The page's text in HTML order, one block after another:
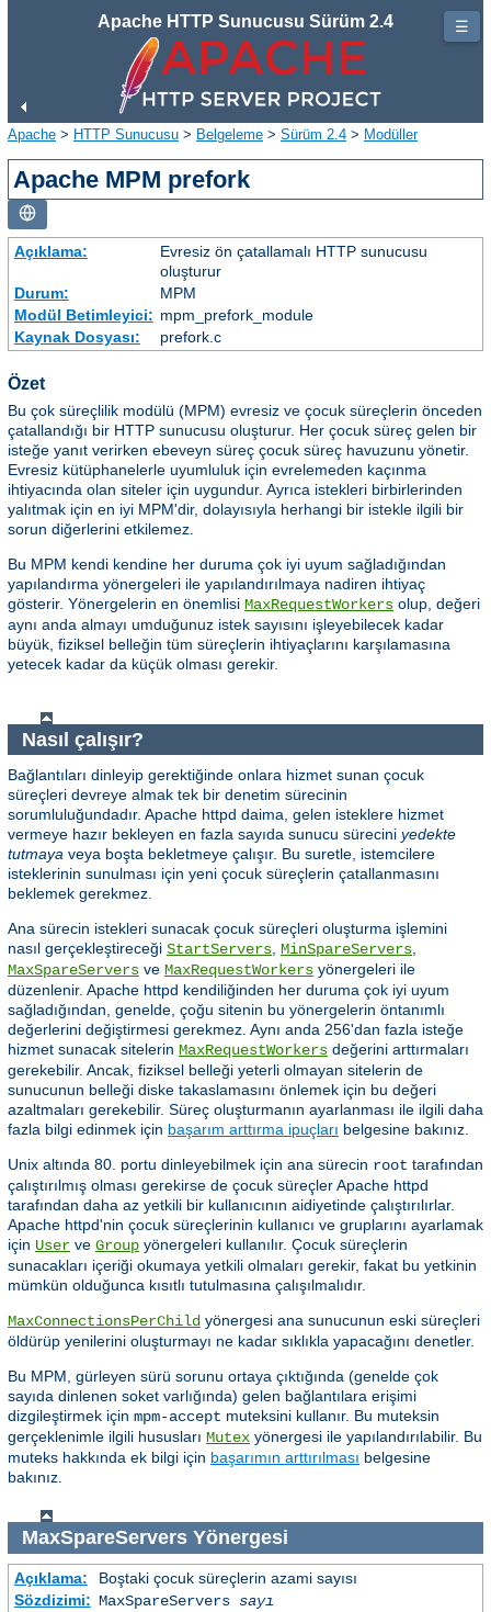
Apache HTTP Sunucusu Sürüm 2.4
Apache > HTTP Sunucusu > Belgeleme > Sürüm 2.4 > Modüller
Apache MPM prefork
Açıklama:
Evresiz ön çatallamalı HTTP sunucusu
oluşturur
Durum:
MPM
Modül Betimleyici: mpm_prefork_module
Kaynak Dosyası:
prefork.c
Özet
Bu çok süreçlilik modülü (MPM) evresiz ve çocuk süreçlerin önceden
çatallandığı bir HTTP sunucusu oluşturur. Her çocuk süreç gelen bir
isteğe yanıt verirken ebeveyn süreç çocuk süreç havuzunu yönetir.
Evresiz kütüphanelerle uyumluluk için evrelemeden kaçınma
ihtiyacında olan siteler için uygundur. Ayrıca istekleri birbirlerinden
yalıtmak için en iyi MPM'dir, dolayısıyla herhangi bir istekle ilgili bir
sorun diğerlerini etkilemez.
Bu MPM kendi kendine her duruma çok iyi uyum sağladığından
yapılandırma yönergeleri ile yapılandırılmaya nadiren ihtiyaç
gösterir. Yönergelerin en önemlisi MaxRequestWorkers olup, değeri
aynı anda almayı umduğunuz istek sayısını işleyebilecek kadar
büyük, fiziksel belleğin tüm süreçlerin ihtiyaçlarını karşılamasına
yetecek kadar da küçük olması gerekir.
Nasıl çalışır?
Bağlantıları dinleyip gerektiğinde onlara hizmet sunan çocuk
süreçleri devreye almak tek bir denetim sürecinin
sorumluluğundadır. Apache httpd daima, gelen isteklere hizmet
vermeye hazır bekleyen en fazla sayıda sunucu sürecini yedekte
tutmaya veya boşta bekletmeye çalışır. Bu suretle, istemcilere
isteklerinin sunulması için yeni çocuk süreçlerin çatallanmasını
beklemek gerekmez.
Ana sürecin istekleri sunacak çocuk süreçleri oluşturma işlemini
nasıl gerçekleştireceği StartServers, MinSpareServers,
MaxSpareServers ve MaxRequestWorkers yönergeleri ile
düzenlenir. Apache httpd kendiliğinden her duruma çok iyi uyum
sağladığından, genelde, çoğu sitenin bu yönergelerin öntanımlı
değerlerini değiştirmesi gerekmez. Aynı anda 256'dan fazla isteğe
hizmet sunacak sitelerin MaxRequestWorkers değerini arttırmaları
gerekebilir. Ancak, fiziksel belleği yeterli olmayan sitelerin de
sunucunun belleği diske takaslamasını önlemek için bu değeri
azaltmaları gerekebilir. Süreç oluşturmanın ayarlanması ile ilgili daha
fazla bilgi edinmek için başarım arttırma ipuçları belgesine bakınız.
Unix altında 80. portu dinleyebilmek için ana sürecin root tarafından
çalıştırılmış olması gerekirse de çocuk süreçler Apache httpd
tarafından daha az yetkili bir kullanıcının aidiyetinde çalıştırılırlar.
Apache httpd'nin çocuk süreçlerinin kullanıcı ve gruplarını ayarlamak
için User ve Group yönergeleri kullanılır. Çocuk süreçlerin
sunacakları içeriği okumaya yetkili olmaları gerekir, fakat bu yetkinin
mümkün olduğunca kısıtlı tutulmasına çalışılmalıdır.
MaxConnectionsPerChild yönergesi ana sunucunun eski süreçleri
öldürüp yenilerini oluşturmayı ne kadar sıklıkla yapacağını denetler.
Bu MPM, gürleyen sürü sorunu ortaya çıktığında (genelde çok
sayıda dinlenen soket varlığında) gelen bağlantılara erişimi
dizgileştirmek için mpm-accept muteksini kullanır. Bu muteksin
gerçeklenimle ilgili hususları Mutex yönergesi ile yapılandırılabilir. Bu
muteks hakkında ek bilgi için başarımın arttırılması belgesine
bakınız.
MaxSpareServersYönergesi
Açıklama:
Boştaki çocuk süreçlerin azami sayısı
Sözdizimi: MaxSpareServers sayı
☰